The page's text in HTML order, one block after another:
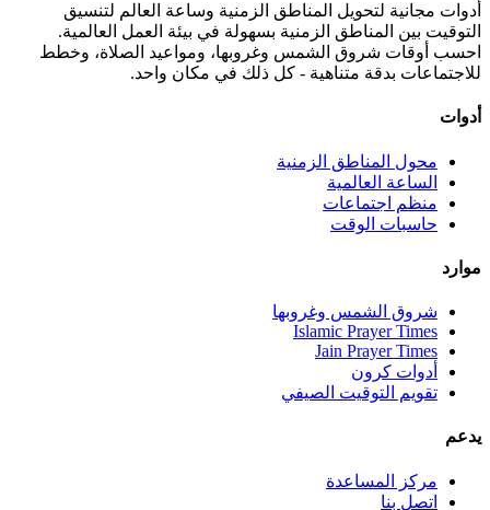
أدوات مجانية لتحويل المناطق الزمنية وساعة العالم لتنسيق
التوقيت بين المناطق الزمنية بسهولة في بيئة العمل العالمية.
احسب أوقات شروق الشمس وغروبها، ومواعيد الصلاة، وخطط
للاجتماعات بدقة متناهية - كل ذلك في مكان واحد.
أدوات
محول المناطق الزمنية
الساعة العالمية
منظم اجتماعات
حاسبات الوقت
موارد
شروق الشمس وغروبها
Islamic Prayer Times
Jain Prayer Times
أدوات كرون
تقويم التوقيت الصيفي
يدعم
مركز المساعدة
اتصل بنا